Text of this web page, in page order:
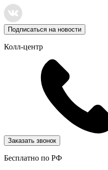
Подписаться на новости
Колл-центр
Заказать звонок
Бесплатно по РФ